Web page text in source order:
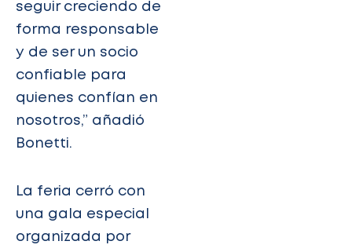
seguir creciendo de
forma responsable
y de ser un socio
confiable para
quienes confían en
nosotros,” añadió
Bonetti.
La feria cerró con
una gala especial
organizada por